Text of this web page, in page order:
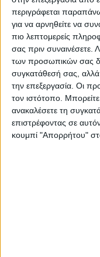
περιγράφεται
για να αρνηθείτε να
πιο λεπτομερείς
σας πριν συναινέσετε.
των προσωπικών σας
συγκατάθεσή σας, αλλά
την επεξεργασία. Οι
τον ιστότοπο.
ανακαλέσετε τη
επιστρέφοντας σε
κουμπί "Απορρήτου"
5)ΣΚΑΪ
6)ΑΝΤ1(Νίκος
7)ΕΡΤ1
ΚΕΝΤΡΙΚΑ
1)STAR(Μάρα
2)MEGA
3)ALPHA